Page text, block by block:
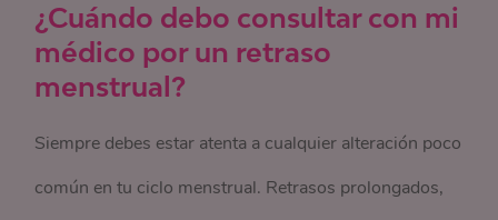
¿Cuándo debo consultar con mi
médico por un retraso
menstrual?
Siempre debes estar atenta a cualquier alteración poco
común en tu ciclo menstrual. Retrasos prolongados,